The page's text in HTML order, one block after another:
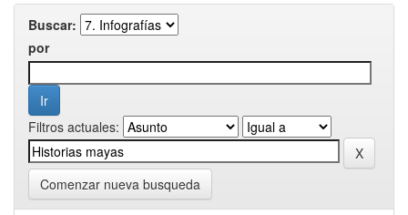
Buscar:
por
Filtros actuales:
Comenzar nueva busqueda